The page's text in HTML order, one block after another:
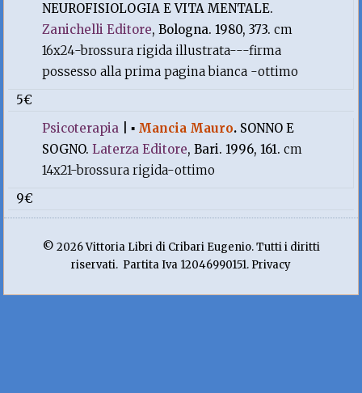
NEUROFISIOLOGIA E VITA MENTALE.
Zanichelli Editore, Bologna. 1980, 373.cm
16x24-brossura rigida illustrata---firma
possesso alla prima pagina bianca -ottimo
5€
Psicoterapia |▪ Mancia Mauro. SONNO E
SOGNO.Laterza Editore, Bari. 1996, 161.cm
14x21-brossura rigida-ottimo
9€
© 2026 Vittoria Libri di Cribari Eugenio. Tutti i diritti
riservati. Partita Iva 12046990151. Privacy